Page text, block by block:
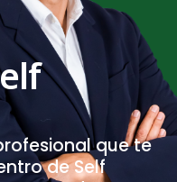
que te
de Self